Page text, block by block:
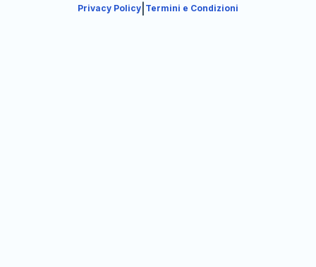
Privacy Policy Termini e Condizioni